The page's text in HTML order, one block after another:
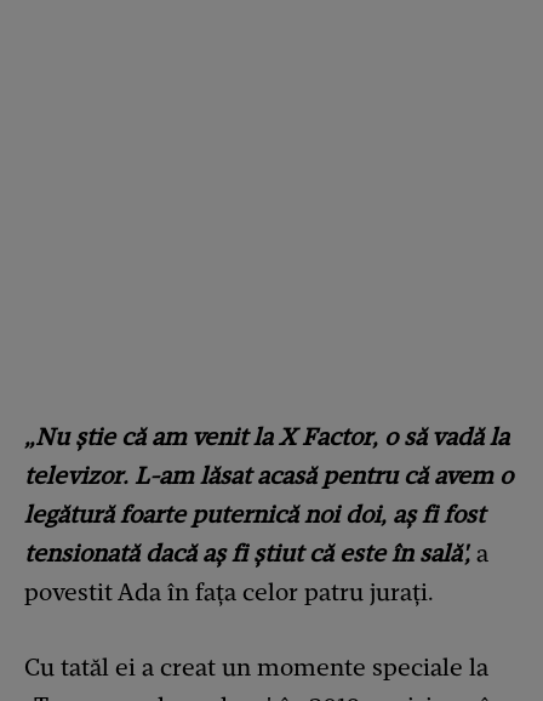
„Nu știe că am venit la X Factor, o să vadă la
televizor. L-am lăsat acasă pentru că avem o
legătură foarte puternică noi doi, aș fi fost
tensionată dacă aș fi știut că este în sală', a
povestit Ada în fața celor patru jurați.
Cu tatăl ei a creat un momente speciale la